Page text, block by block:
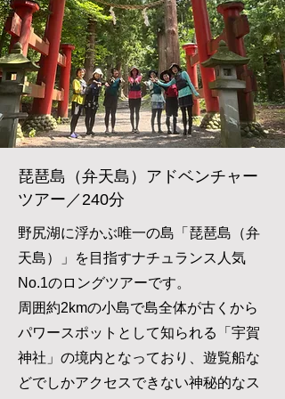
琵琶島（弁天島）アドベンチャー
ツアー／240分
野尻湖に浮かぶ唯一の島「琵琶島（弁
天島）」を目指すナチュランス人気
No.1のロングツアーです。
周囲約2kmの小島で島全体が古くから
パワースポットとして知られる「宇賀
神社」の境内となっており、遊覧船な
どでしかアクセスできない神秘的なス